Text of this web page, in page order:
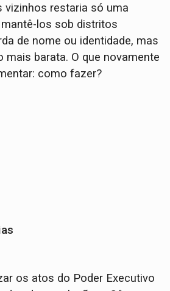
vizinhos restaria só uma
los sob distritos
de nome ou identidade, mas
mais barata. O que novamente
como fazer?
os atos do Poder Executivo